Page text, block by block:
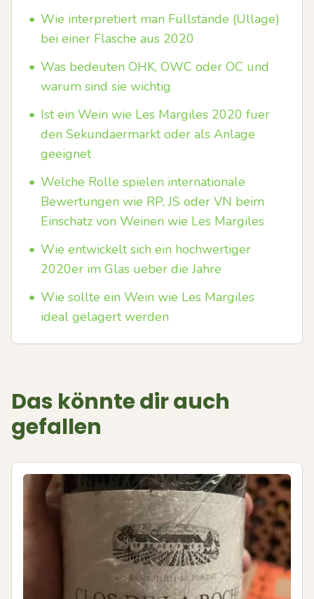
• Wie interpretiert man Füllstände (Ullage)
bei einer Flasche aus 2020
• Was bedeuten OHK, OWC oder OC und
warum sind sie wichtig
• Ist ein Wein wie Les Margiles 2020 fuer
den Sekundaermarkt oder als Anlage
geeignet
• Welche Rolle spielen internationale
Bewertungen wie RP, JS oder VN beim
Einschatz von Weinen wie Les Margiles
• Wie entwickelt sich ein hochwertiger
2020er im Glas ueber die Jahre
• Wie sollte ein Wein wie Les Margiles
ideal gelagert werden
Das könnte dir auch
gefallen